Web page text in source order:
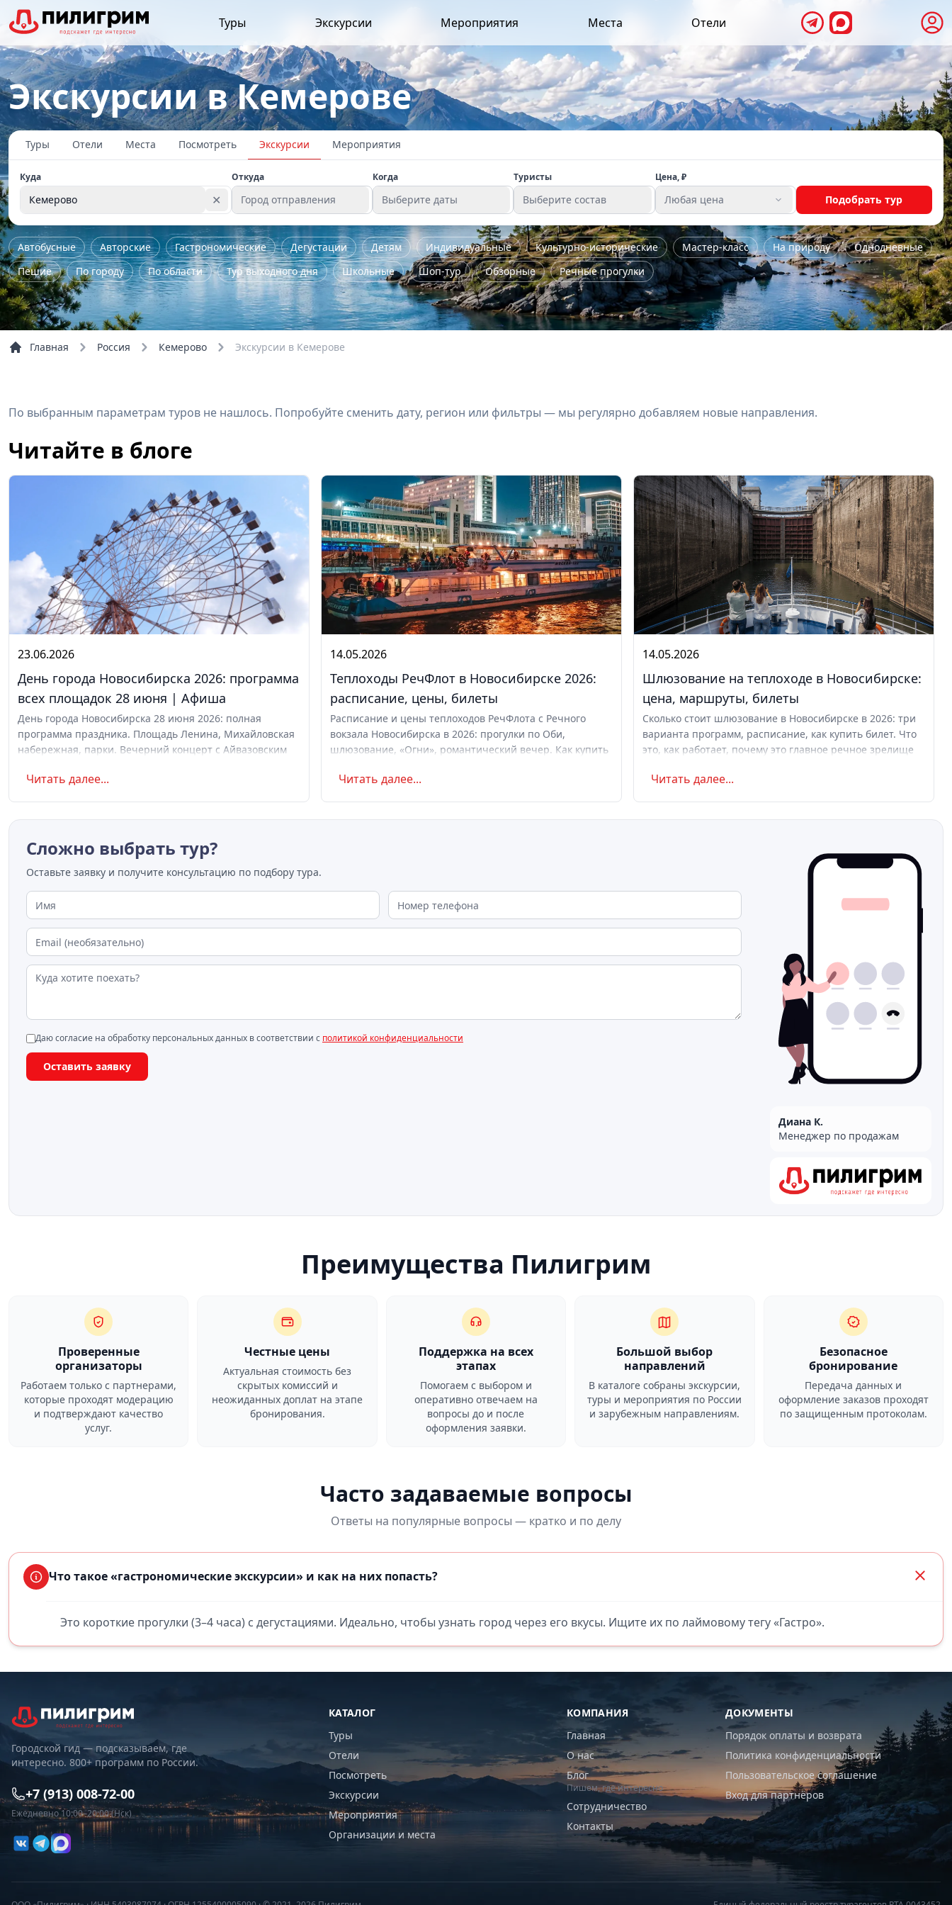
Туры Экскурсии Мероприятия Места Отели
Экскурсии в Кемерове
Туры Отели Места Посмотреть Экскурсии Мероприятия
Куда
Кемерово ✕
Откуда
Город отправления
Когда
Выберите даты
Туристы
Выберите состав
Цена, ₽
Любая цена Подобрать тур
Автобусные Авторские Гастрономические Дегустации Детям Индивидуальные Культурно-исторические Мастер-класс На природу
Однодневные
Пешие
По городу По области Тур выходного дня Школьные Шоп-тур Обзорные Речные прогулки
Главная Россия Кемерово Экскурсии в Кемерове
По выбранным параметрам туров не нашлось. Попробуйте сменить дату, регион или фильтры — мы регулярно добавляем новые направления.
Читайте в блоге
23.06.2026
День города Новосибирска 2026: программа
всех площадок 28 июня | Афиша
День города Новосибирска 28 июня 2026: полная
программа праздника. Площадь Ленина, Михайловская
набережная, парки. Вечерний концерт с Айвазовским
бесплатным входом
Читать далее...
14.05.2026
Теплоходы РечФлот в Новосибирске 2026:
расписание, цены, билеты
Расписание и цены теплоходов РечФлота с Речного
вокзала Новосибирска в 2026: прогулки по Оби,
шлюзование, «Огни», романтический вечер. Как купить
Читать далее...
14.05.2026
Шлюзование на теплоходе в Новосибирске:
цена, маршруты, билеты
Сколько стоит шлюзование в Новосибирске в 2026: три
варианта программ, расписание, как купить билет. Что
это, как работает, почему это главное речное зрелище
Читать далее...
Сложно выбрать тур?
Оставьте заявку и получите консультацию по подбору тура.
Даю согласие на обработку персональных данных в соответствии с политикой конфиденциальности
Оставить заявку
Диана К.
Менеджер по продажам
Преимущества Пилигрим
Проверенные
организаторы
Работаем только с партнерами,
которые проходят модерацию
и подтверждают качество
услуг.
Честные цены
Актуальная стоимость без
скрытых комиссий и
неожиданных доплат на этапе
бронирования.
Поддержка на всех
этапах
Помогаем с выбором и
оперативно отвечаем на
вопросы до и после
оформления заявки.
Большой выбор
направлений
В каталоге собраны экскурсии,
туры и мероприятия по России
и зарубежным направлениям.
Безопасное
бронирование
Передача данных и
оформление заказов проходят
по защищенным протоколам.
Часто задаваемые вопросы
Ответы на популярные вопросы — кратко и по делу
Что такое «гастрономические экскурсии» и как на них попасть?
Это короткие прогулки (3–4 часа) с дегустациями. Идеально, чтобы узнать город через его вкусы. Ищите их по лаймовому тегу «Гастро».
Городской гид — подсказываем, где
интересно. 800+ программ по России.
+7 (913) 008-72-00
Ежедневно 10:00–20:00 (Нск)
КАТАЛОГ
Туры
Отели
Посмотреть
Экскурсии
Мероприятия
Организации и места
КОМПАНИЯ
Главная
О нас
Блог
Пишем, где интересно
Сотрудничество
Контакты
ДОКУМЕНТЫ
Порядок оплаты и возврата
Политика конфиденциальности
Пользовательское соглашение
Вход для партнёров